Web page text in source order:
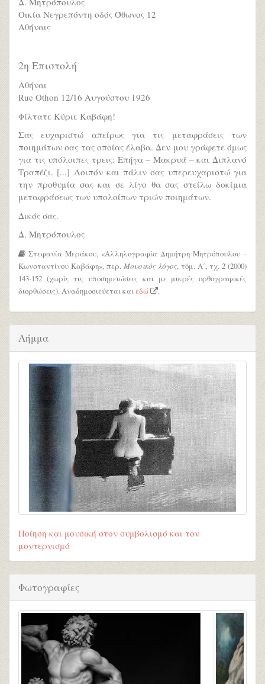
Οικία Νεγρεπόντη οδός Όθωνος 12
Αθήναις
2η Επιστολή
Αθήναι
Rue Othon 12/16 Αυγούστου 1926
Φίλτατε Κύριε Καβάφη!
Σας ευχαριστώ απείρως για τις μεταφράσεις των
ποιημάτων σας τας οποίας έλαβα. Δεν μου γράφετε όμως
για τις υπόλοιπες τρεις: Επήγα – Μακρυά – και Διπλανό
Τραπέζι. [...] Λοιπόν και πάλιν σας υπερευχαριστώ για
την προθυμία σας και σε λίγο θα σας στείλω δοκίμια
μεταφράσεως των υπολοίπων τριών ποιημάτων.
Δικός σας.
Δ. Μητρόπουλος
Στεφανία Μεράκου, «Αλληλογραφία Δημήτρη Μητρόπουλου –
Κωνσταντίνου Καβάφη», περ. Μουσικός λόγος, τόμ. Α΄, τχ. 2 (2000)
143-152 (χωρίς τις υποσημειώσεις και με μικρές ορθογραφικές
διορθώσεις). Αναδημοσιεύεται καιεδώ .
Λήμμα
Ποίηση και μουσική στον συμβολισμό και τον
μοντερνισμό
Φωτογραφίες